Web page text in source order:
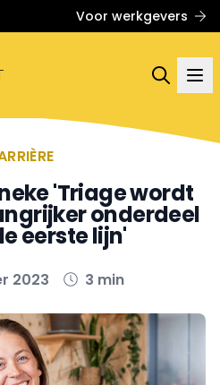
Voor werkgevers
'Triage wordt
onderdeel
eerste lijn'
2023 3 min